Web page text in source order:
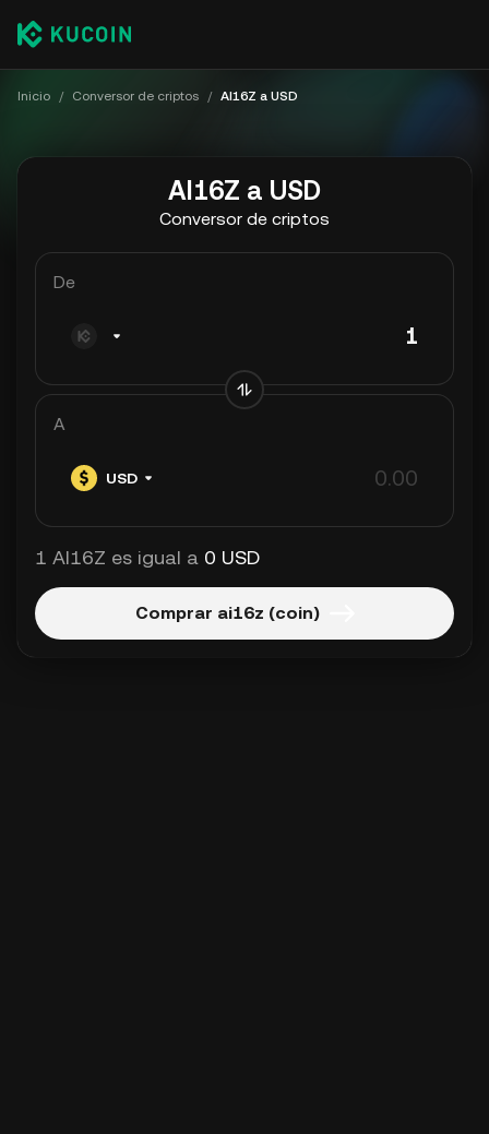
Inicio / Conversor de criptos / AI16Z a USD
AI16Z a USD
Conversor de criptos
De
A
USD
1 AI16Z es igual a 0 USD
Comprar ai16z (coin)